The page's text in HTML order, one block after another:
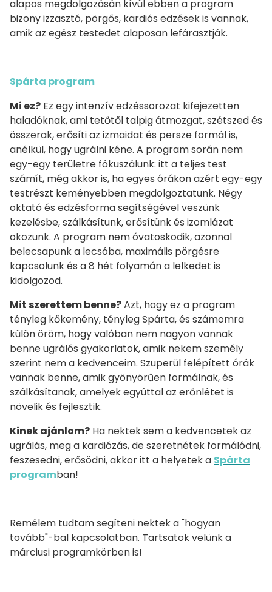
alapos megdolgozásán kívül ebben a program
bizony izzasztó, pörgős, kardiós edzések is vannak,
amik az egész testedet alaposan lefárasztják.
Spárta program
Mi ez? Ez egy intenzív edzéssorozat kifejezetten
haladóknak, ami tetőtől talpig átmozgat, szétszed és
összerak, erősíti az izmaidat és persze formál is,
anélkül, hogy ugrálni kéne. A program során nem
egy-egy területre fókuszálunk: itt a teljes test
számít, még akkor is, ha egyes órákon azért egy-egy
testrészt keményebben megdolgoztatunk. Négy
oktató és edzésforma segítségével veszünk
kezelésbe, szálkásítunk, erősítünk és izomlázat
okozunk. A program nem óvatoskodik, azonnal
belecsapunk a lecsóba, maximális pörgésre
kapcsolunk és a 8 hét folyamán a lelkedet is
kidolgozod.
Mit szerettem benne?Azt, hogy ez a program
tényleg kőkemény, tényleg Spárta, és számomra
külön öröm, hogy valóban nem nagyon vannak
benne ugrálós gyakorlatok, amik nekem személy
szerint nem a kedvenceim. Szuperül felépített órák
vannak benne, amik gyönyörűen formálnak, és
szálkásítanak, amelyek egyúttal az erőnlétet is
növelik és fejlesztik.
Kinek ajánlom? Ha nektek sem a kedvencetek az
ugrálás, meg a kardiózás, de szeretnétek formálódni,
feszesedni, erősödni, akkor itt a helyetek a Spárta
programban!
Remélem tudtam segíteni nektek a "hogyan
tovább"-bal kapcsolatban. Tartsatok velünk a
márciusi programkörben is!